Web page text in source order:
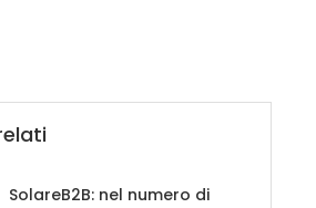
SolareB2B: nel numero di